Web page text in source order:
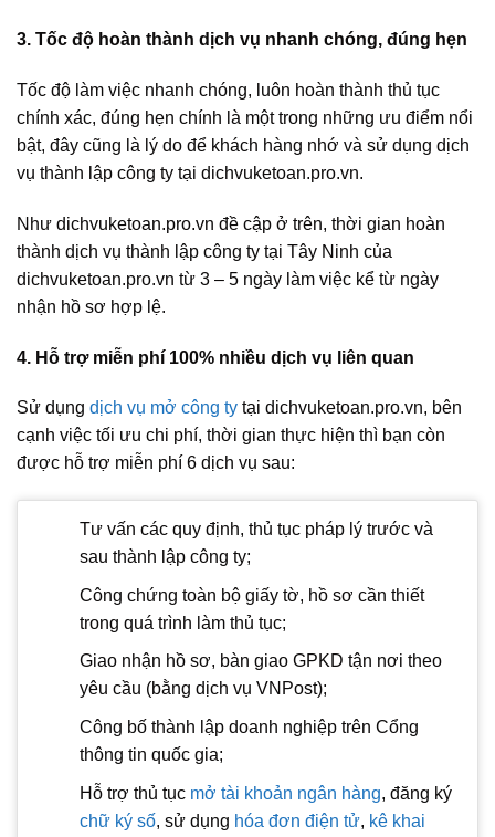
3. Tốc độ hoàn thành dịch vụ nhanh chóng, đúng hẹn
Tốc độ làm việc nhanh chóng, luôn hoàn thành thủ tục
chính xác, đúng hẹn chính là một trong những ưu điểm nổi
bật, đây cũng là lý do để khách hàng nhớ và sử dụng dịch
vụ thành lập công ty tại dichvuketoan.pro.vn.
Như dichvuketoan.pro.vn đề cập ở trên, thời gian hoàn
thành dịch vụ thành lập công ty tại Tây Ninh của
dichvuketoan.pro.vn từ 3 – 5 ngày làm việc kể từ ngày
nhận hồ sơ hợp lệ.
4. Hỗ trợ miễn phí 100% nhiều dịch vụ liên quan
Sử dụng dịch vụ mở công ty tại dichvuketoan.pro.vn, bên
cạnh việc tối ưu chi phí, thời gian thực hiện thì bạn còn
được hỗ trợ miễn phí 6 dịch vụ sau:
Tư vấn các quy định, thủ tục pháp lý trước và
sau thành lập công ty;
Công chứng toàn bộ giấy tờ, hồ sơ cần thiết
trong quá trình làm thủ tục;
Giao nhận hồ sơ, bàn giao GPKD tận nơi theo
yêu cầu (bằng dịch vụ VNPost);
Công bố thành lập doanh nghiệp trên Cổng
thông tin quốc gia;
Hỗ trợ thủ tục mở tài khoản ngân hàng, đăng ký
chữ ký số, sử dụng hóa đơn điện tử, kê khai